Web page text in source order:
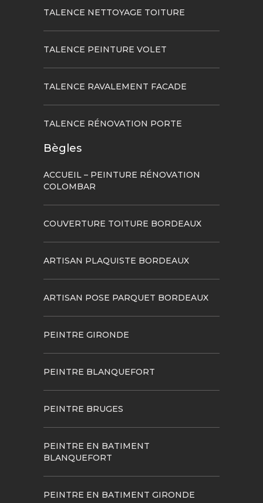
TALENCE NETTOYAGE TOITURE
TALENCE PEINTURE VOLET
TALENCE RAVALEMENT FACADE
TALENCE RÉNOVATION PORTE
Bègles
ACCUEIL – PEINTURE RÉNOVATION
COLOMBAR
COUVERTURE TOITURE BORDEAUX
ARTISAN PLAQUISTE BORDEAUX
ARTISAN POSE PARQUET BORDEAUX
PEINTRE GIRONDE
PEINTRE BLANQUEFORT
PEINTRE BRUGES
PEINTRE EN BATIMENT
BLANQUEFORT
PEINTRE EN BATIMENT GIRONDE